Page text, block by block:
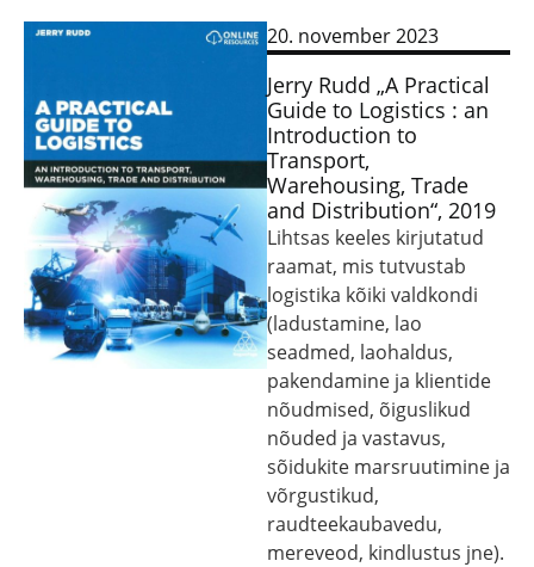
20. november 2023
Jerry Rudd „A Practical
Guide to Logistics : an
Introduction to
Transport,
Warehousing, Trade
and Distribution“, 2019
Lihtsas keeles kirjutatud
raamat, mis tutvustab
logistika kõiki valdkondi
(ladustamine, lao
seadmed, laohaldus,
pakendamine ja klientide
nõudmised, õiguslikud
nõuded ja vastavus,
sõidukite marsruutimine ja
võrgustikud,
raudteekaubavedu,
mereveod, kindlustus jne).